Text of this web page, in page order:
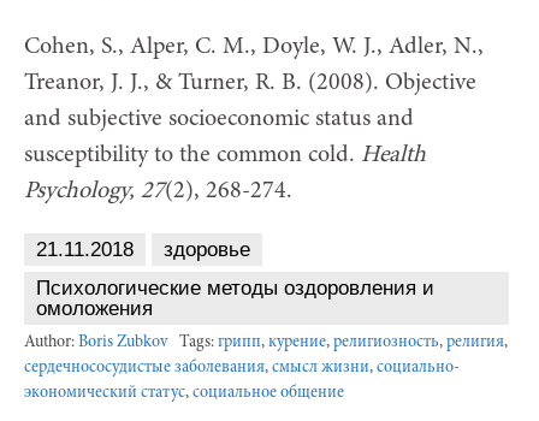
Cohen, S., Alper, C. M., Doyle, W. J., Adler, N.,
Treanor, J. J., & Turner, R. B. (2008). Objective
and subjective socioeconomic status and
susceptibility to the common cold. Health
Psychology, 27(2), 268-274.
21.11.2018
здоровье
Психологические методы оздоровления и
омоложения
Author: Boris Zubkov Tags: грипп, курение, религиозность, религия,
сердечнососудистые заболевания, смысл жизни, социально-
экономический статус, социальное общение